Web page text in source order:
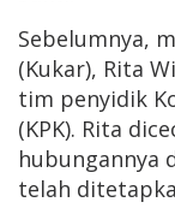
Sebelumnya,
(Kukar), Rita
tim penyidik
(KPK). Rita
hubungannya
telah